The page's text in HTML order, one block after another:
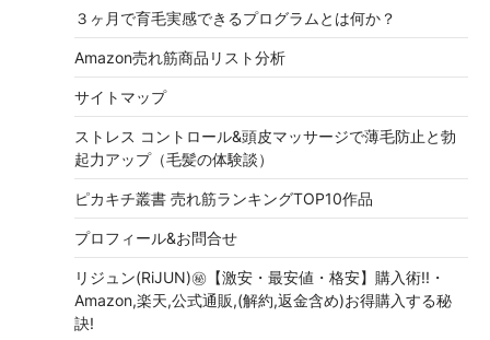
３ヶ月で育毛実感できるプログラムとは何か？
Amazon売れ筋商品リスト分析
サイトマップ
ストレス コントロール&頭皮マッサージで薄毛防止と勃
起力アップ（毛髪の体験談）
ピカキチ叢書 売れ筋ランキングTOP10作品
プロフィール&お問合せ
リジュン(RiJUN)㊙【激安・最安値・格安】購入術!!・
Amazon,楽天,公式通販,(解約,返金含め)お得購入する秘
訣!